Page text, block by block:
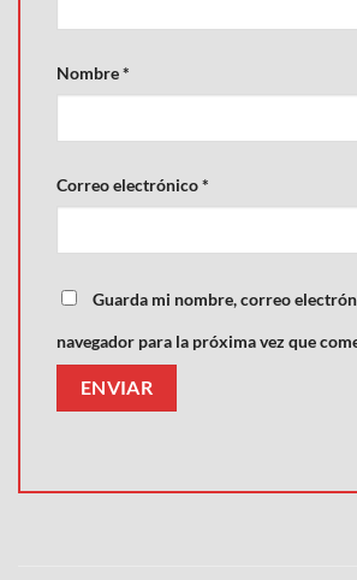
Nombre*
Correo electrónico*
Guarda mi nombre, correo
navegador para la próxima vez que